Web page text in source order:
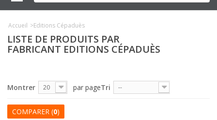
Accueil >Editions Cépaduès
LISTE DE PRODUITS PAR
FABRICANT EDITIONS CÉPADUÈS
Tri --
Montrer 20 par page
COMPARER (0)